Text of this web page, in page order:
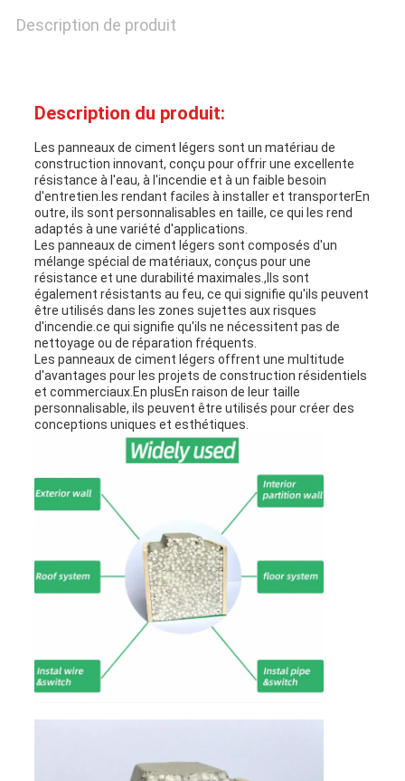
Description de produit
Description du produit:
Les panneaux de ciment légers sont un matériau de
construction innovant, conçu pour offrir une excellente
résistance à l'eau, à l'incendie et à un faible besoin
d'entretien.les rendant faciles à installer et transporterEn
outre, ils sont personnalisables en taille, ce qui les rend
adaptés à une variété d'applications.
Les panneaux de ciment légers sont composés d'un
mélange spécial de matériaux, conçus pour une
résistance et une durabilité maximales.,Ils sont
également résistants au feu, ce qui signifie qu'ils peuvent
être utilisés dans les zones sujettes aux risques
d'incendie.ce qui signifie qu'ils ne nécessitent pas de
nettoyage ou de réparation fréquents.
Les panneaux de ciment légers offrent une multitude
d'avantages pour les projets de construction résidentiels
et commerciaux.En plusEn raison de leur taille
personnalisable, ils peuvent être utilisés pour créer des
conceptions uniques et esthétiques.